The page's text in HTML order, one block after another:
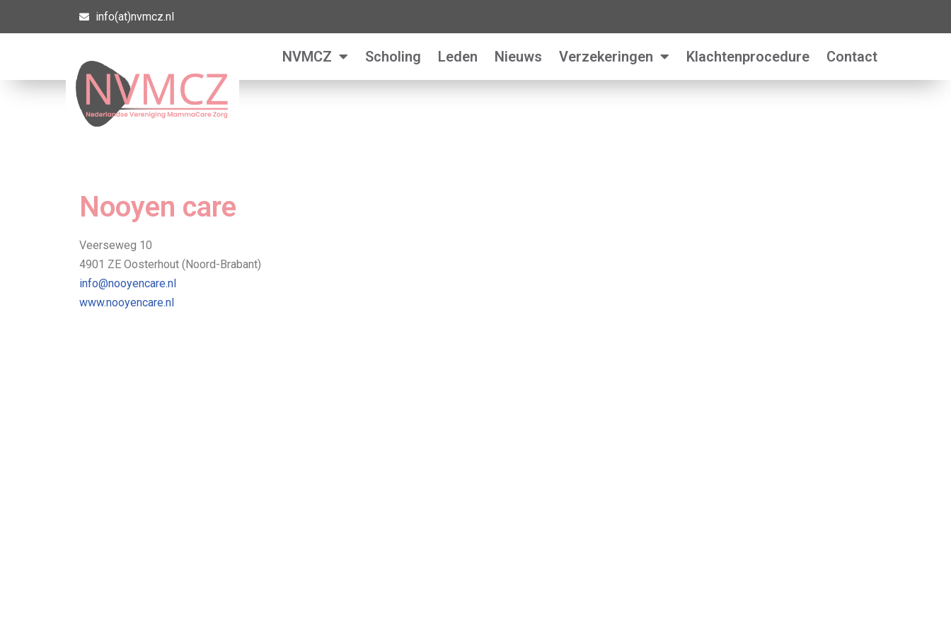
de
info(at)nvmcz.nl
NVMCZ Scholing Leden Nieuws Verzekeringen Klachtenprocedure Contact
Nooyen care
Veerseweg 10
4901 ZE Oosterhout (Noord-Brabant)
info@nooyencare.nl
www.nooyencare.nl